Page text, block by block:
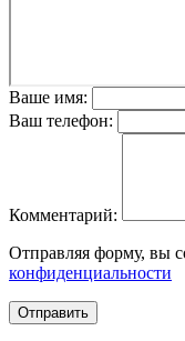
Ваше имя:
Ваш телефон:
Комментарий:
Отправляя форму, вы
конфиденциальности
Отправить